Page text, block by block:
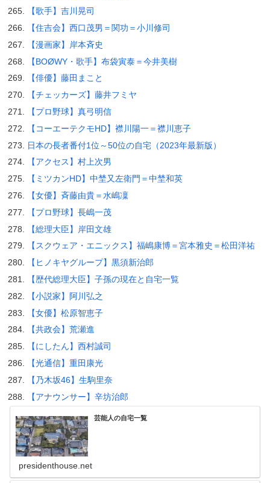
【歌手】吉川晃司
【住吉会】西口茂男＝関功＝小川修司
【漫画家】岸本斉史
【BOØWY・歌手】布袋寅泰＝今井美樹
【俳優】藤田まこと
【チェッカーズ】藤井フミヤ
【プロ野球】真弓明信
【コーエーテクモHD】襟川陽一＝襟川恵子
日本の長者番付1位～50位の自宅（2023年最新版）
【アクセス】村上次男
【ミツカンHD】中埜又左衛門＝中埜和英
【女優】斉藤由貴＝水嶋凜
【プロ野球】長嶋一茂
【総理大臣】岸田文雄
【スクウェア・エニックス】福嶋康博＝宮本雅史＝松田洋祐
【ヒノキヤグループ】黒須新治郎
【歴代総理大臣】子孫の現在と自宅一覧
【小説家】阿川弘之
【女優】松原智恵子
【共政会】荒瀬進
【にしたん】西村誠司
【光通信】重田康光
【乃木坂46】生駒里奈
【アナウンサー】辛坊治郎
芸能人の自宅一覧
presidenthouse.net